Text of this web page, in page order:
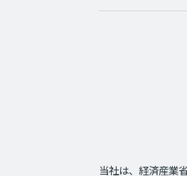
当社は、経済産業